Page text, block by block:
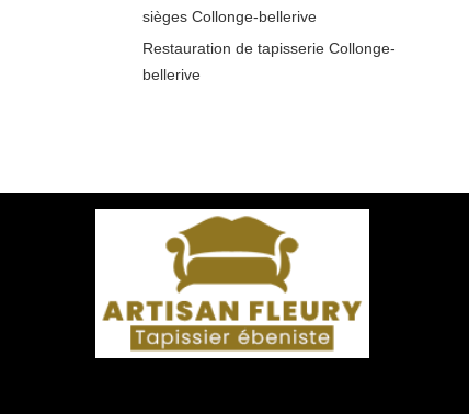
sièges Collonge-bellerive
Restauration de tapisserie Collonge-
bellerive